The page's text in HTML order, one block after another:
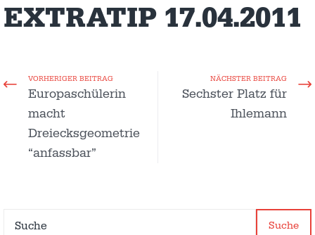
EXTRATIP 17.04.2011
VORHERIGER BEITRAG
Europaschülerin
macht
Dreiecksgeometrie
“anfassbar”
NÄCHSTER BEITRAG
Sechster Platz für
Ihlemann
Suche